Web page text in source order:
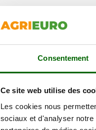
Consentement
Ce site web utilise des
Les cookies nous
sociaux et d'analyser